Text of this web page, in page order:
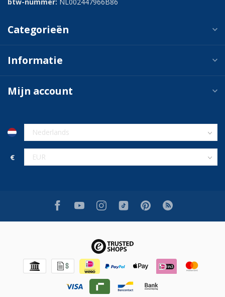
btw-nummer: NL002447966B86
Categorieën
Informatie
Mijn account
€